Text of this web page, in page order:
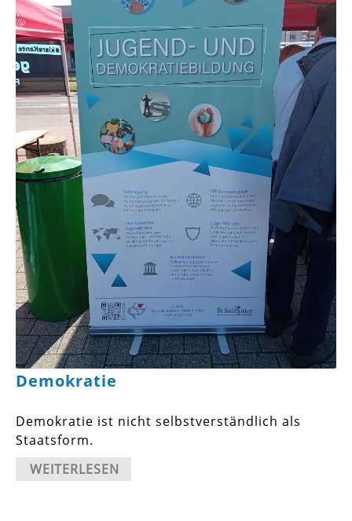
Demokratie
Demokratie ist nicht selbstverständlich als
Staatsform.
WEITERLESEN